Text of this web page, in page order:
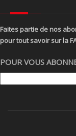
Faites partie de nos
pour tout savoir sur la
POUR VOUS